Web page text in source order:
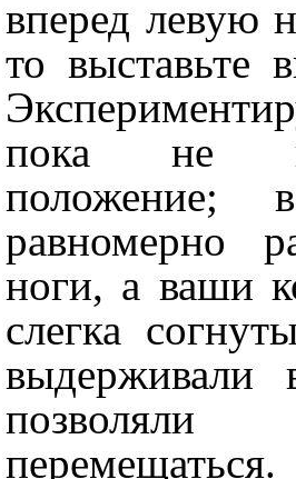
вперед левую
то выставьте
пока не
положение;
равномерно
ноги, а ваши
слегка
выдерживали